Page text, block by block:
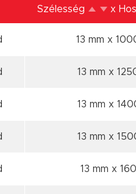
Szélesség
x
13 mm x
13 mm x
13 mm x
13 mm x
13 mm x